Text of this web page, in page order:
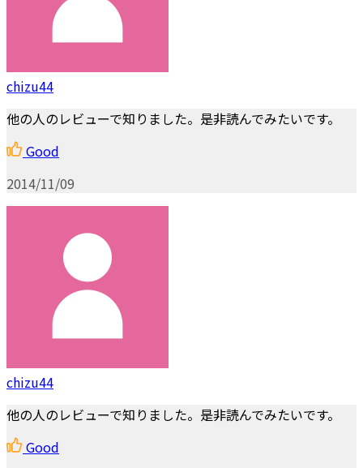
chizu44
他の人のレビューで知りました。是非読んでみたいです。
Good
2014/11/09
chizu44
他の人のレビューで知りました。是非読んでみたいです。
Good